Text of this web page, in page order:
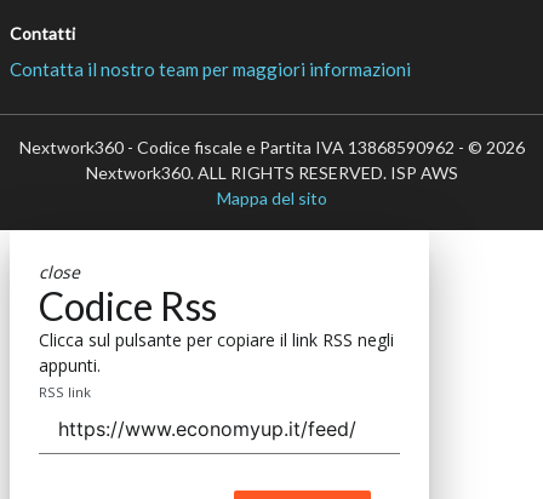
Contatti
Contatta il nostro team per maggiori informazioni
Nextwork360 - Codice fiscale e Partita IVA 13868590962 - © 2026
Nextwork360. ALL RIGHTS RESERVED. ISP AWS
Mappa del sito
close
Codice Rss
Clicca sul pulsante per copiare il link RSS negli
appunti.
RSS link